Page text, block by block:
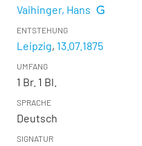
Vaihinger, Hans
ENTSTEHUNG
Leipzig, 13.07.1875
UMFANG
1 Br. 1 Bl.
SPRACHE
Deutsch
SIGNATUR